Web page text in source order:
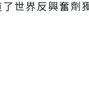
世界反興奮劑